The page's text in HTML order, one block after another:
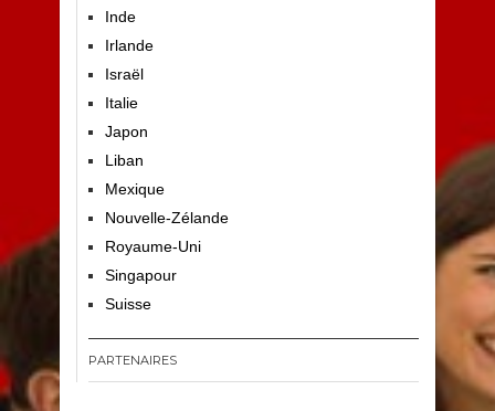
Inde
Irlande
Israël
Italie
Japon
Liban
Mexique
Nouvelle-Zélande
Royaume-Uni
Singapour
Suisse
PARTENAIRES